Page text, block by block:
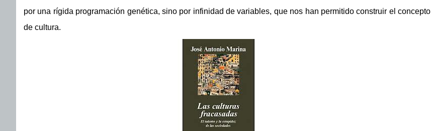
por una rígida programación genética, sino por infinidad de variables, que nos han permitido construir el concepto
de cultura.